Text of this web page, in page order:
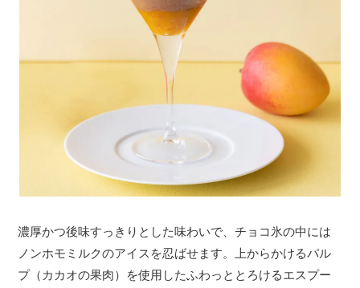
濃厚かつ後味すっきりとした味わいで、チョコ氷の中には
ノンホモミルクのアイスを忍ばせます。上からかけるパル
プ（カカオの果肉）を使用したふわっととろけるエスプー